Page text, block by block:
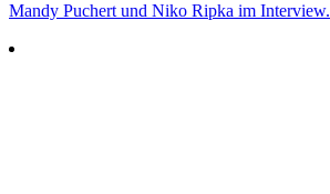
Mandy Puchert und Niko Ripka im Interview.